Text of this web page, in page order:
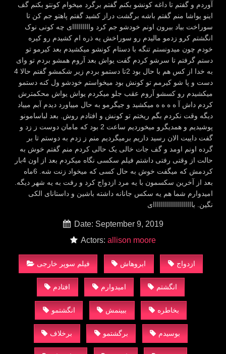
آوردم و گفتم تا داغه کونشو بکنم گفتم برگرد میخوام کونتو بکنم گف
اینو یواشا منم گفتم باشه برگشت دراز کشید گفتم پاهتو جم کن تا
سوراخت بیاد بیرون اونم خودشو جم کرد وااااااااای چه کونی نوک
انگشتم کرو زدمو مالیدم رو سوراخش یه ذره ام کشیدم رو کیره
خودم چون میدونستم تنگه با دستام کونشو میکشیدم بعد کیرمو تو
دستم گرفتم تا سرشو کردم گفت یواش بعد آروم همشو بردم تو وای
به خدا از کس هم با حال بود 2تا دستمو بردم زیر شکمشو گفتم حالا 4
دست و پا شو کیرمم تو کونش بود میخواستم خودشو ول کنه دستمو
میکشیدم رو کسشو آروم عقب جلو میکردم یواش یواش محکمترش
کردم داش آ ه ه ه ه میکشید و جیگرمو به حال مییاورد دیدم آبم مییاد
دیگه وقت نکردم بگم ریختم تو کونش و افتادم روش. بعد لباسامونو
پوشیدیم و همدیگرو میخوردیم ساعت 2 بود که مامان دوست ز زد و
گفت داییت الان رسید داریم برمیگردیم منم ز زدم به دوستم تا بر
گرده اونم اومد و گف جات خالی یک حالی کردم منم گفتم خوش به
حالت از وقتی رفتی داشتم فیلم سکسی نگاه میکردم بعد از اون 4بار
کردمش که میگفت خوش به حال کسی که میخواد زنت شه. 6ماه
بعد از آخرین سکسمون با یه مرد ازدواج کرد و رفت به یه شهر دیگه.
امیدوارم شما هم یه سکس جانانه داشته باشین و داستانای الکی
نگین. باااااااااااااااااااای
Date: September 9, 2019
Actors: allison moore
فیلم سوپر خارجی ابروهاش ازدواج
افتادم امیدوارم انگشتم
انگشتمو ببینمش بخاطره
برخلاف برگشتمو بوسیدم